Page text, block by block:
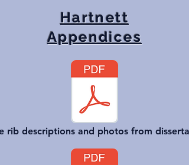
Hartnett
Appendices
rib descriptions and photos from